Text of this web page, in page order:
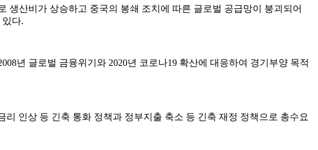
생산비가 상승하고 중국의 봉쇄 조치에 따른 글로벌 공급망이 붕괴되어
있다.
년 글로벌 금융위기와 2020년 코로나19 확산에 대응하여 경기부양 목적
인상 등 긴축 통화 정책과 정부지출 축소 등 긴축 재정 정책으로 총수요